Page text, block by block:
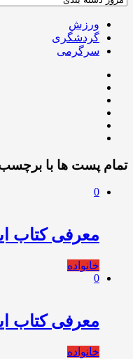
ورزش
گردشگری
سرگرمی
تمام پست ها با
0
معرفی کتاب
خانواده
0
معرفی کتاب
خانواده